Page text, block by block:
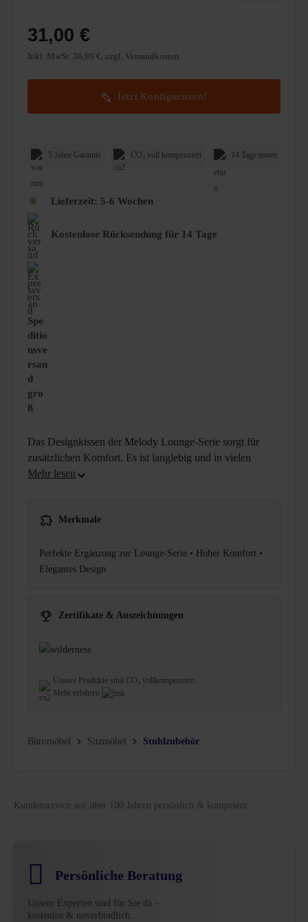
5 Jahre Garantie CO₂ voll kompensiert 14 Tage testen
Lieferzeit: 5-6 Wochen
Kostenlose Rücksendung für 14 Tage
Spe
ditio
nsve
rsan
d
gro
ß
Das Designkissen der Melody Lounge-Serie sorgt für
zusätzlichen Komfort. Es ist langlebig und in vielen
31,00 €
Inkl. MwSt. 36,89 €, zzgl. Versandkosten
Jetzt Konfigurieren!
Merkmale
Perfekte Ergänzung zur Lounge-Serie • Hoher Komfort •
Elegantes Design
Zertifikate & Auszeichnungen
Unsere Produkte sind CO₂ vollkompensiert.
Mehr erfahren
Büromöbel Sitzmöbel Stuhlzubehör
Kundenservice seit über 100 Jahren persönlich & kompetent
Persönliche Beratung
Unsere Experten sind für Sie da –
kostenlos & unverbindlich.